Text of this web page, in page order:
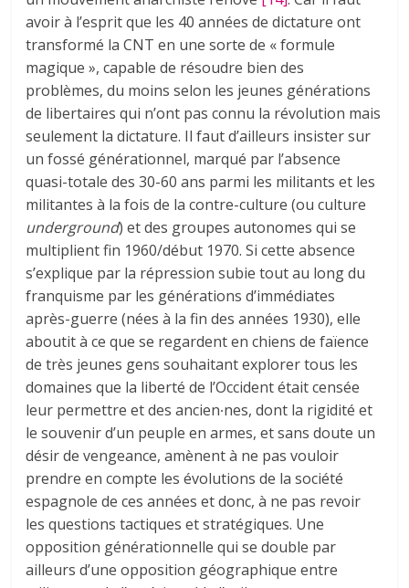
avoir à l’esprit que les 40 années de dictature ont
transformé la CNT en une sorte de « formule
magique », capable de résoudre bien des
problèmes, du moins selon les jeunes générations
de libertaires qui n’ont pas connu la révolution mais
seulement la dictature. Il faut d’ailleurs insister sur
un fossé générationnel, marqué par l’absence
quasi-totale des 30-60 ans parmi les militants et les
militantes à la fois de la contre-culture (ou culture
underground) et des groupes autonomes qui se
multiplient fin 1960/début 1970. Si cette absence
s’explique par la répression subie tout au long du
franquisme par les générations d’immédiates
après-guerre (nées à la fin des années 1930), elle
aboutit à ce que se regardent en chiens de faïence
de très jeunes gens souhaitant explorer tous les
domaines que la liberté de l’Occident était censée
leur permettre et des ancien∙nes, dont la rigidité et
le souvenir d’un peuple en armes, et sans doute un
désir de vengeance, amènent à ne pas vouloir
prendre en compte les évolutions de la société
espagnole de ces années et donc, à ne pas revoir
les questions tactiques et stratégiques. Une
opposition générationnelle qui se double par
ailleurs d’une opposition géographique entre